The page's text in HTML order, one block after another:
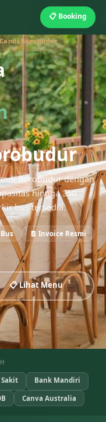
📋 Booking
Borobudur
Borobudur dengan
hingga 350
bus tersedia.
🧾 Invoice Resmi
📋 Lihat Menu
Sakit Bank Mandiri
Canva Australia